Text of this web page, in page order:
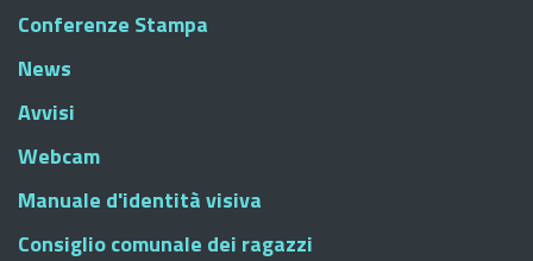
Conferenze Stampa
News
Avvisi
Webcam
Manuale d'identità visiva
Consiglio comunale dei ragazzi